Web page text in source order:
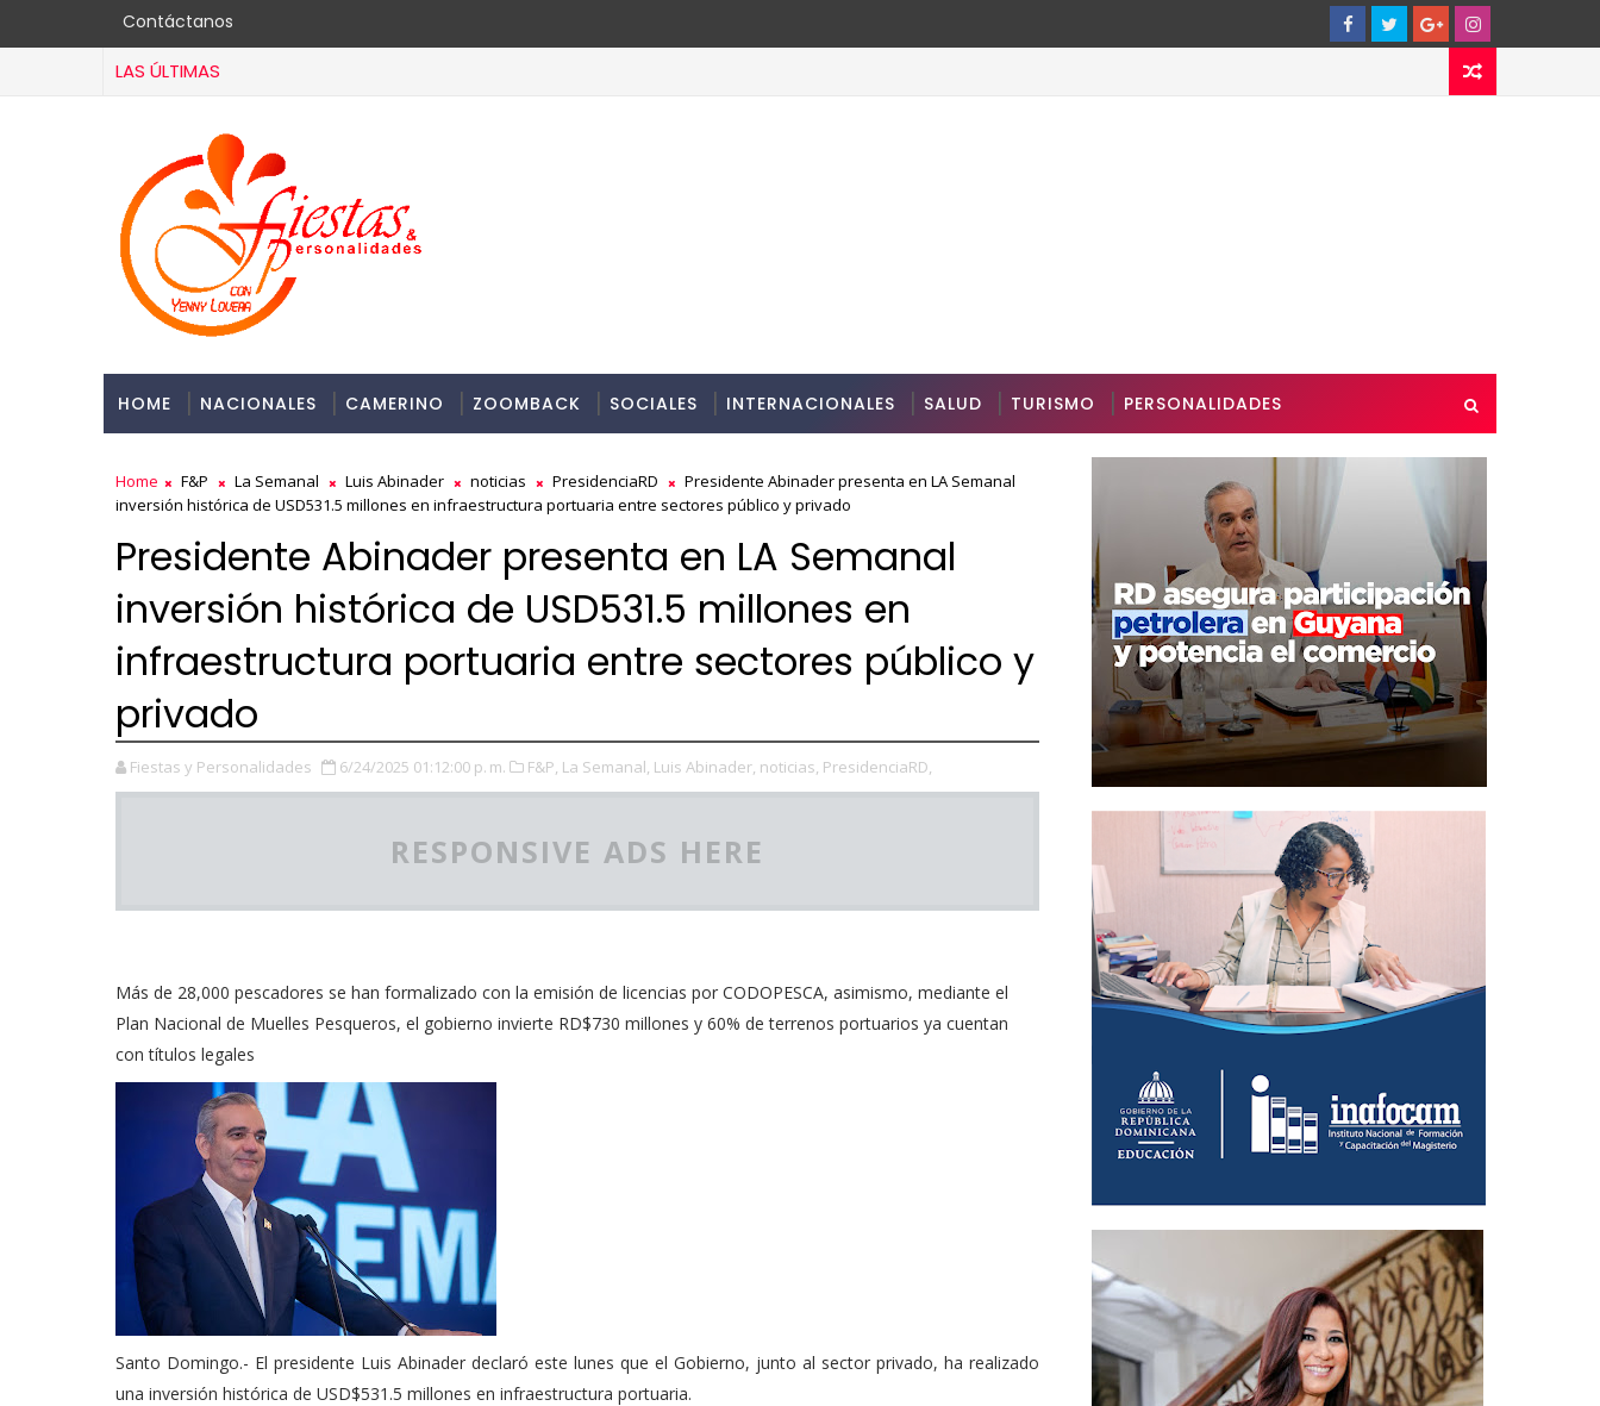
Contáctanos
LAS ÚLTIMAS
HOME NACIONALES CAMERINO ZOOMBACK SOCIALES INTERNACIONALES SALUD TURISMO PERSONALIDADES
Home F&P La Semanal Luis Abinader noticias PresidenciaRD
Presidente Abinader presenta en LA Semanal
inversión histórica de USD531.5 millones en infraestructura portuaria entre sectores público y privado
Presidente Abinader presenta en LA Semanal
inversión histórica de USD531.5 millones en
infraestructura portuaria entre sectores público y
privado
Fiestas y Personalidades 6/24/2025 01:12:00 p. m. F&P, La Semanal, Luis Abinader, noticias, PresidenciaRD,
RESPONSIVE ADS HERE
Más de 28,000 pescadores se han formalizado con la emisión de licencias por CODOPESCA, asimismo, mediante el
Plan Nacional de Muelles Pesqueros, el gobierno invierte RD$730 millones y 60% de terrenos portuarios ya cuentan
con títulos legales
Santo Domingo.- El presidente Luis Abinader declaró este lunes que el Gobierno, junto al sector privado, ha realizado
una inversión histórica de USD$531.5 millones en infraestructura portuaria.